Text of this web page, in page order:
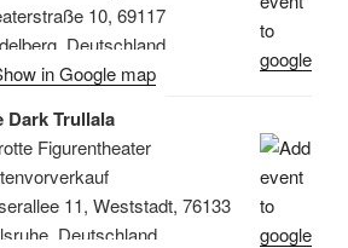
10, 69117
Deutschland
Dark Trullala
Figurentheater
11, Weststadt, 76133
Deutschland